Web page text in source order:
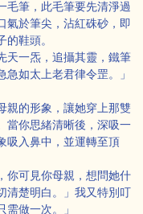
毛筆，此毛筆要先清淨過
氣於筆尖，沾紅硃砂，即
鞋頭。
天一炁，追攝其靈，鐵筆
如太上老君律令罡。」
親的形象，讓她穿上那雙
當你思緒清晰後，深吸一
吸入鼻中，並運轉至頂
你可見你母親，想問她什
清楚明白。」我又特別叮
做一次。」